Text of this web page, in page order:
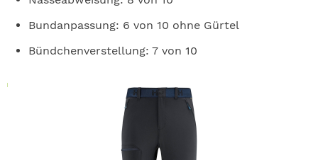
Bundanpassung: 6 von 10 ohne Gürtel
Bündchenverstellung: 7 von 10